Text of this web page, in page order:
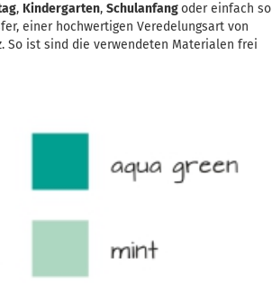
, Kindergarten, Schulanfangoder einfach so
einer hochwertigen Veredelungsart von
So ist sind die verwendeten Materialen frei